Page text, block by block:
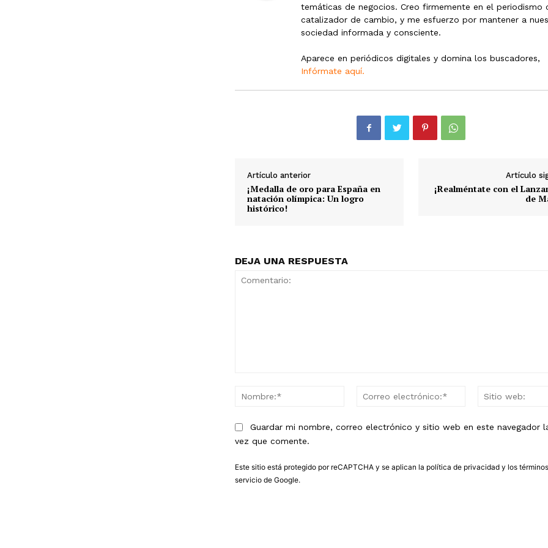
temáticas de negocios. Creo firmemente en el periodismo
catalizador de cambio, y me esfuerzo por mantener a
sociedad informada y consciente.
Aparece en periódicos digitales y domina los buscadores,
Infórmate aquí.
Artículo anterior
¡Medalla de oro para España en
natación olímpica: Un logro
histórico!
Artículo
¡Realméntate con el
de
DEJA UNA RESPUESTA
Nombre:*
Correo
Guardar mi nombre, correo electrónico y sitio web en este navegador
vez que comente.
Este sitio está protegido por reCAPTCHA y se aplican la política de privacidad y los
servicio de Google.